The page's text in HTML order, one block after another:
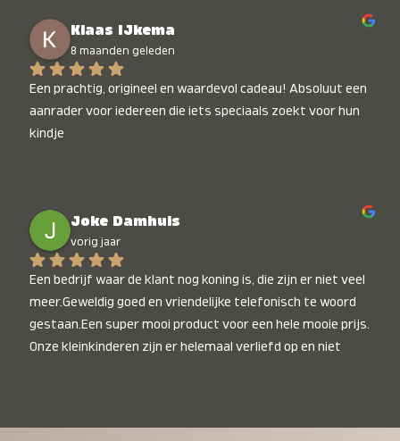
Klaas IJkema
8 maanden geleden
Een prachtig, origineel en waardevol cadeau! Absoluut een
aanrader voor iedereen die iets speciaals zoekt voor hun
kindje
Joke Damhuis
vorig jaar
Een bedrijf waar de klant nog koning is, die zijn er niet veel
meer.Geweldig goed en vriendelijke telefonisch te woord
gestaan.Een super mooi product voor een hele mooie prijs.
Onze kleinkinderen zijn er helemaal verliefd op en niet